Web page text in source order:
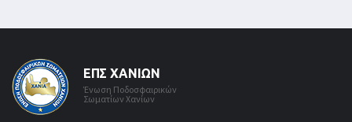
ΕΠΣ ΧΑΝΊΩΝ
Ένωση Ποδοσφαιρικών
Σωματίων Χανίων